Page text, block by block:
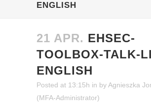
ENGLISH
21 APR. EHSEC-
TOOLBOX-TALK-
ENGLISH
Posted at 13:15h in byAgnieszka
(MFA-Administrator)